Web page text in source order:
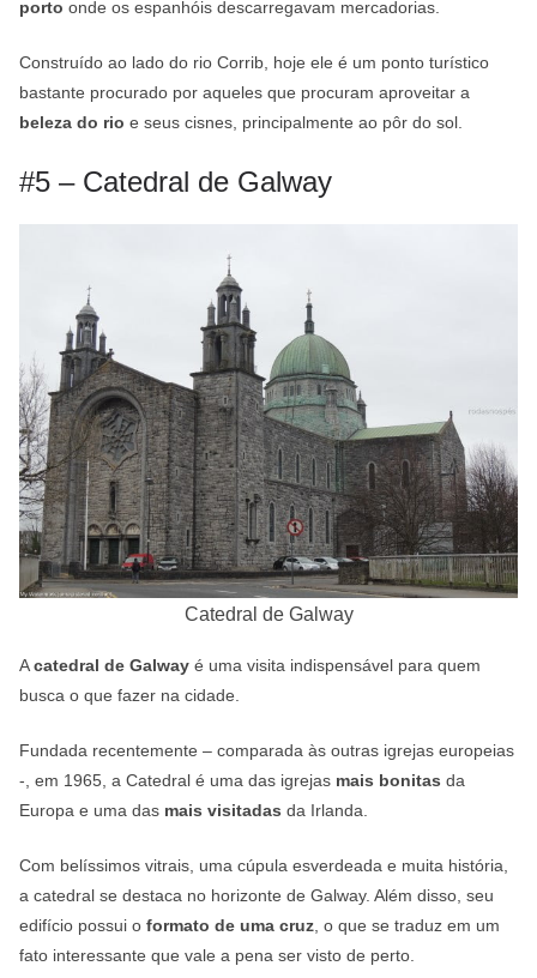
porto onde os espanhóis descarregavam mercadorias.
Construído ao lado do rio Corrib, hoje ele é um ponto turístico
bastante procurado por aqueles que procuram aproveitar a
beleza do rio e seus cisnes, principalmente ao pôr do sol.
#5 – Catedral de Galway
Catedral de Galway
Acatedral de Galway é uma visita indispensável para quem
busca o que fazer na cidade.
Fundada recentemente – comparada às outras igrejas europeias
-, em 1965, a Catedral é uma das igrejas mais bonitas da
Europa e uma das mais visitadas da Irlanda.
Com belíssimos vitrais, uma cúpula esverdeada e muita história,
a catedral se destaca no horizonte de Galway. Além disso, seu
edifício possui o formato de uma cruz, o que se traduz em um
fato interessante que vale a pena ser visto de perto.